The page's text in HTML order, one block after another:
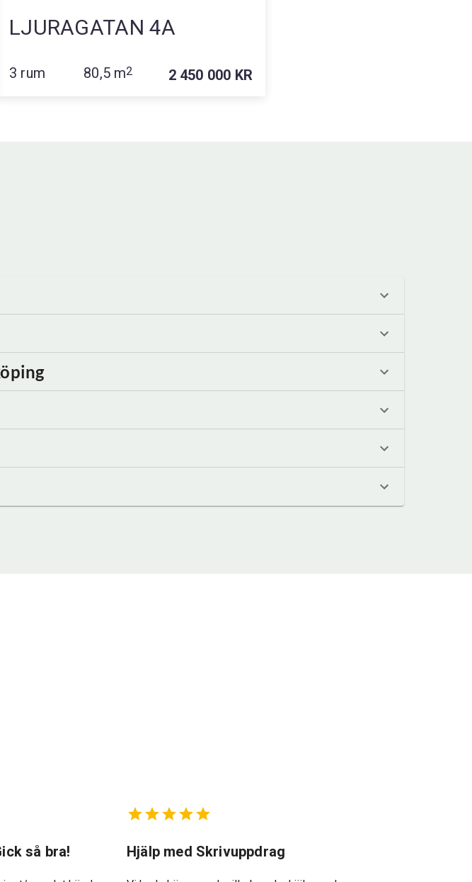
LJURAGATAN 4A
3 rum 80,5 m2 2 450 000 KR
så bra! Hjälp med Skrivuppdrag